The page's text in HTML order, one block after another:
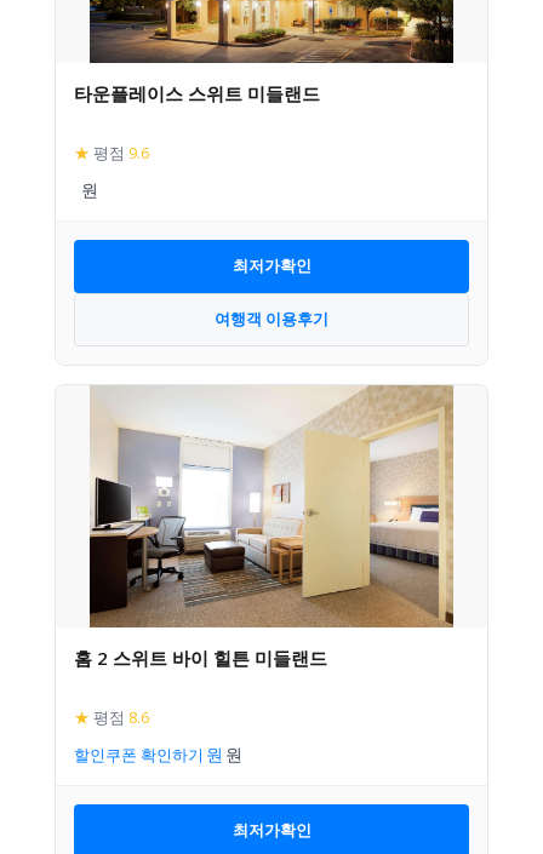
타운플레이스 스위트 미들랜드
★ 평점 9.6
최저가확인
여행객 이용후기
홈 2 스위트 바이 힐튼 미들랜드
★ 평점 8.6
할인쿠폰 확인하기
최저가확인